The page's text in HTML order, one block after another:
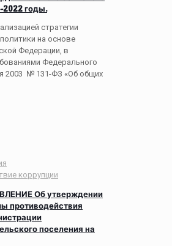
2022 годы.
стратегии
на основе
Федерации, в
Федерального
2003 № 131-ФЗ «Об общих
коррупции
Об утверждении
противодействия
поселения на